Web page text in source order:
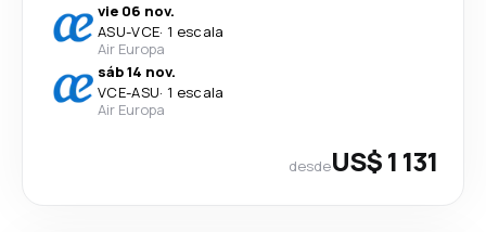
vie 06 nov.
ASU-VCE· 1 escala
Air Europa
sáb 14 nov.
VCE-ASU· 1 escala
Air Europa
desdeUS$ 1 131